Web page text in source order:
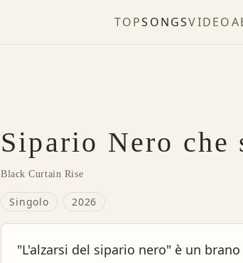
TOPSONGSVIDEO
Sipario Nero che
Black Curtain Rise
Singolo 2026
"L'alzarsi del sipario nero" è un